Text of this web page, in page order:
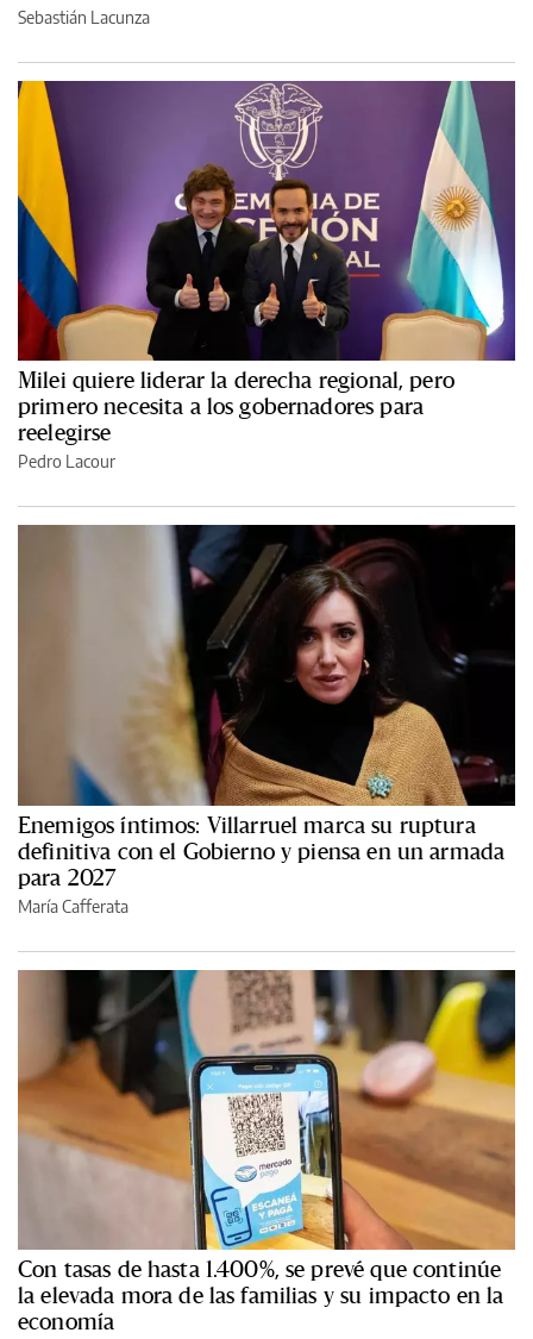
Sebastián Lacunza
Milei quiere liderar la derecha regional, pero
primero necesita a los gobernadores para
reelegirse
Pedro Lacour
Enemigos íntimos: Villarruel marca su ruptura
definitiva con el Gobierno y piensa en un armada
para 2027
María Cafferata
Con tasas de hasta 1.400%, se prevé que continúe
la elevada mora de las familias y su impacto en la
economía